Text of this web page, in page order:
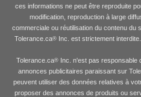
ces informations ne peut être reproduite
modification, reproduction à large
commerciale ou réutilisation du contenu du
Tolerance.ca® Inc. est strictement
Tolerance.ca® Inc. n'est pas responsable
annonces publicitaires paraissant sur
peuvent utiliser des données relatives à
proposer des annonces de produits ou